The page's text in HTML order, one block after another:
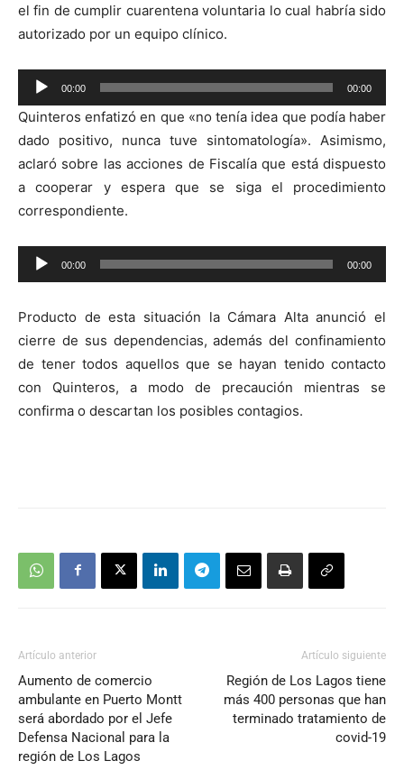
el fin de cumplir cuarentena voluntaria lo cual habría sido
autorizado por un equipo clínico.
Reproductor
de
audio
00:00 00:00
Quinteros enfatizó en que «no tenía idea que podía haber
dado positivo, nunca tuve sintomatología». Asimismo,
aclaró sobre las acciones de Fiscalía que está dispuesto
a cooperar y espera que se siga el procedimiento
correspondiente.
Reproductor
de
00:00 00:00
Producto de esta situación la Cámara Alta anunció el
cierre de sus dependencias, además del confinamiento
de tener todos aquellos que se hayan tenido contacto
con Quinteros, a modo de precaución mientras se
confirma o descartan los posibles contagios.
Artículo anterior
Aumento de comercio
ambulante en Puerto Montt
será abordado por el Jefe
Defensa Nacional para la
región de Los Lagos
Artículo siguiente
Región de Los Lagos tiene
más 400 personas que han
terminado tratamiento de
covid-19